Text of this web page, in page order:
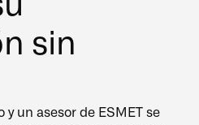
sin
un asesor de ESMET se